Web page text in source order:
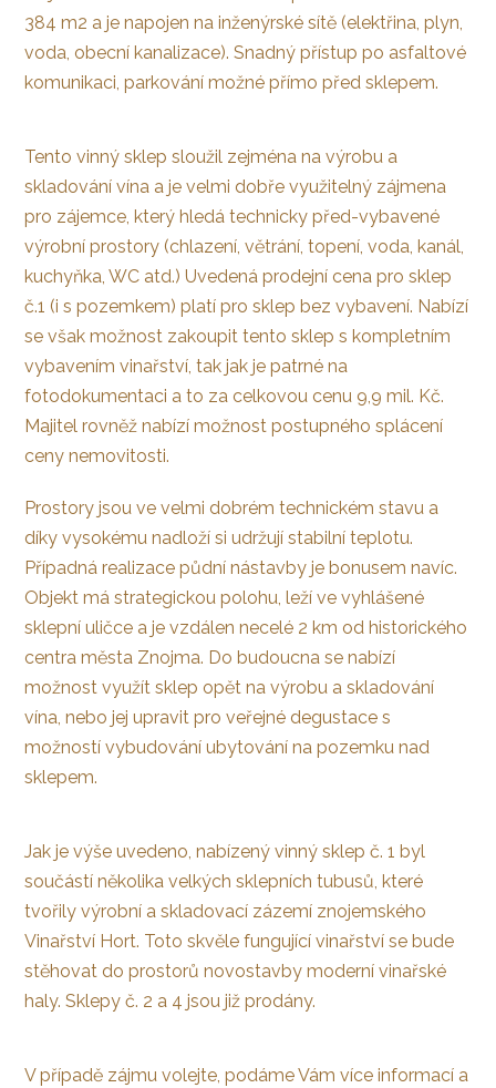
384 m2 a je napojen na inženýrské sítě (elektřina, plyn,
voda, obecní kanalizace). Snadný přístup po asfaltové
komunikaci, parkování možné přímo před sklepem.
Tento vinný sklep sloužil zejména na výrobu a
skladování vína a je velmi dobře využitelný zájmena
pro zájemce, který hledá technicky před-vybavené
výrobní prostory (chlazení, větrání, topení, voda, kanál,
kuchyňka, WC atd.) Uvedená prodejní cena pro sklep
č.1 (i s pozemkem) platí pro sklep bez vybavení. Nabízí
se však možnost zakoupit tento sklep s kompletním
vybavením vinařství, tak jak je patrné na
fotodokumentaci a to za celkovou cenu 9,9 mil. Kč.
Majitel rovněž nabízí možnost postupného splácení
ceny nemovitosti.
Prostory jsou ve velmi dobrém technickém stavu a
díky vysokému nadloží si udržují stabilní teplotu.
Případná realizace půdní nástavby je bonusem navíc.
Objekt má strategickou polohu, leží ve vyhlášené
sklepní uličce a je vzdálen necelé 2 km od historického
centra města Znojma. Do budoucna se nabízí
možnost využít sklep opět na výrobu a skladování
vína, nebo jej upravit pro veřejné degustace s
možností vybudování ubytování na pozemku nad
sklepem.
Jak je výše uvedeno, nabízený vinný sklep č. 1 byl
součástí několika velkých sklepních tubusů, které
tvořily výrobní a skladovací zázemí znojemského
Vinařství Hort. Toto skvěle fungující vinařství se bude
stěhovat do prostorů novostavby moderní vinařské
haly. Sklepy č. 2 a 4 jsou již prodány.
V případě zájmu volejte, podáme Vám více informací a